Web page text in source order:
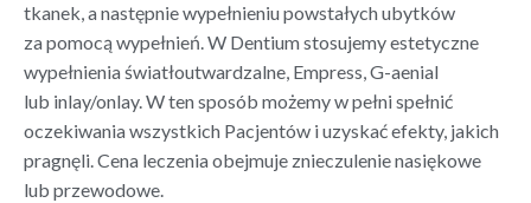
tkanek, a następnie wypełnieniu powstałych ubytków
za pomocą wypełnień. W Dentium stosujemy estetyczne
wypełnienia światłoutwardzalne, Empress, G-aenial
lub inlay/onlay. W ten sposób możemy w pełni spełnić
oczekiwania wszystkich Pacjentów i uzyskać efekty, jakich
pragnęli. Cena leczenia obejmuje znieczulenie nasiękowe
lub przewodowe.